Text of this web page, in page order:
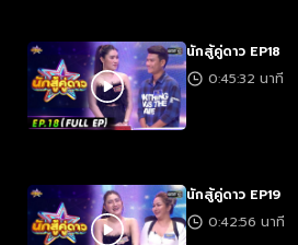
นักสู้คู่ดาว EP18
0:45:32 นาที
นักสู้คู่ดาว EP19
0:42:56 นาที